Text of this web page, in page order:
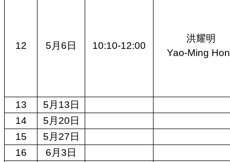
12 5月6日 10:10-12:00
洪耀明
Yao-Ming
13
5月13日
14
5月20日
15
5月27日
16
6月3日